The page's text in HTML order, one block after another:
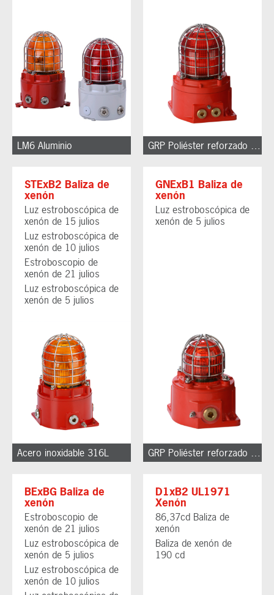
LM6 Aluminio GRP Poliéster reforzado con fibra de vidrio
STExB2 Baliza de
xenón
Luz estroboscópica de
xenón de 15 julios
Luz estroboscópica de
xenón de 10 julios
Estroboscopio de
xenón de 21 julios
Luz estroboscópica de
xenón de 5 julios
Acero inoxidable 316L
GNExB1 Baliza de
xenón
Luz estroboscópica de
xenón de 5 julios
GRP Poliéster reforzado con fibra de vidrio
BExBG Baliza de
xenón
Estroboscopio de
xenón de 21 julios
Luz estroboscópica de
xenón de 5 julios
Luz estroboscópica de
xenón de 10 julios
D1xB2 UL1971
Xenón
86,37cd Baliza de
xenón
Baliza de xenón de
190 cd